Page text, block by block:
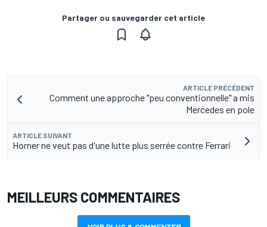
Partager ou sauvegarder cet article
ARTICLE PRÉCÉDENT
Comment une approche "peu conventionnelle" a mis
Mercedes en pole
ARTICLE SUIVANT
Horner ne veut pas d'une lutte plus serrée contre Ferrari
MEILLEURS COMMENTAIRES